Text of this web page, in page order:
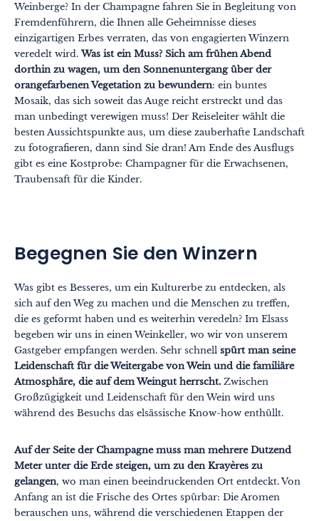
Themen Formate
#EstSideStory
Sommer
Natur
Berg
In der Stadt
Ausgefallen
Gastronomie
Wellness
Know-how
Verantwortungsvolles Reisen
Weinberge? In der Champagne fahren Sie in Begleitung von
Fremdenführern, die Ihnen alle Geheimnisse dieses
einzigartigen Erbes verraten, das von engagierten Winzern
veredelt wird.Was ist ein Muss? Sich am frühen Abend
dorthin zu wagen, um den Sonnenuntergang über der
orangefarbenen Vegetation zu bewundern: ein buntes
Mosaik, das sich soweit das Auge reicht erstreckt und das
man unbedingt verewigen muss! Der Reiseleiter wählt die
besten Aussichtspunkte aus, um diese zauberhafte Landschaft
zu fotografieren, dann sind Sie dran! Am Ende des Ausflugs
gibt es eine Kostprobe: Champagner für die Erwachsenen,
Traubensaft für die Kinder.
Begegnen Sie den Winzern
Was gibt es Besseres, um ein Kulturerbe zu entdecken, als
sich auf den Weg zu machen und die Menschen zu treffen,
die es geformt haben und es weiterhin veredeln? Im Elsass
begeben wir uns in einen Weinkeller, wo wir von unserem
Gastgeber empfangen werden. Sehr schnell spürt man seine
Leidenschaft für die Weitergabe von Wein und die familiäre
Atmosphäre, die auf dem Weingut herrscht. Zwischen
Großzügigkeit und Leidenschaft für den Wein wird uns
während des Besuchs das elsässische Know-how enthüllt.
Auf der Seite der Champagne muss man mehrere Dutzend
Meter unter die Erde steigen, um zu den Krayères zu
gelangen, wo man einen beeindruckenden Ort entdeckt. Von
Anfang an ist die Frische des Ortes spürbar: Die Aromen
berauschen uns, während die verschiedenen Etappen der